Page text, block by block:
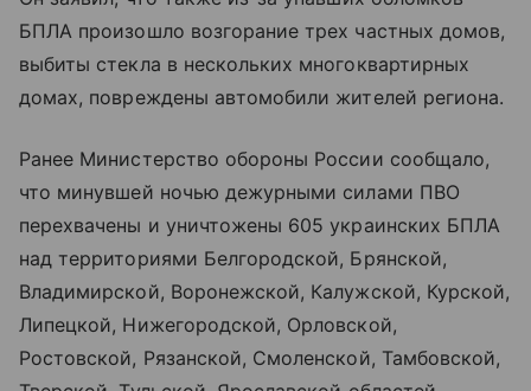
БПЛА произошло возгорание трех частных домов,
выбиты стекла в нескольких многоквартирных
домах, повреждены автомобили жителей региона.
Ранее Министерство обороны России сообщало,
что минувшей ночью дежурными силами ПВО
перехвачены и уничтожены 605 украинских БПЛА
над территориями Белгородской, Брянской,
Владимирской, Воронежской, Калужской, Курской,
Липецкой, Нижегородской, Орловской,
Ростовской, Рязанской, Смоленской, Тамбовской,